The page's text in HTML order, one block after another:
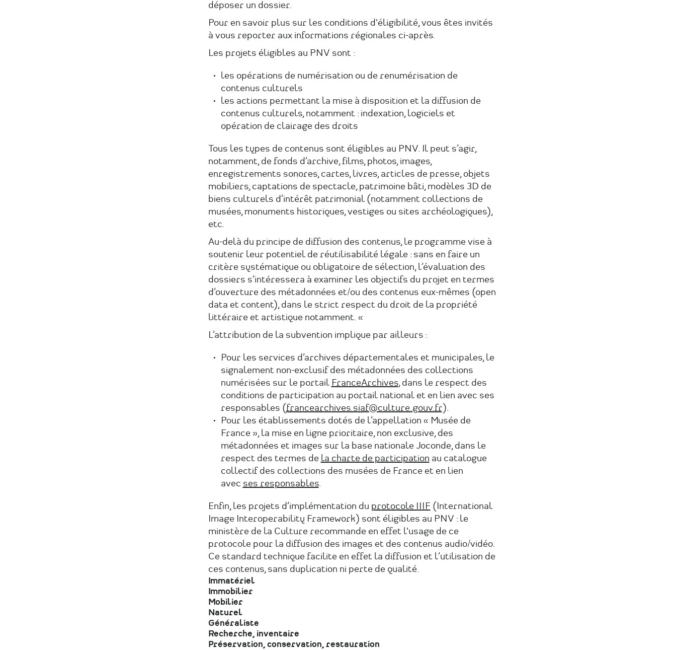
déposer un dossier.
Pour en savoir plus sur les conditions d'éligibilité, vous êtes invités
à vous reporter aux informations régionales ci-après.
Les projets éligibles au PNV sont :
les opérations de numérisation ou de renumérisation de
contenus culturels
les actions permettant la mise à disposition et la diffusion de
contenus culturels, notamment : indexation, logiciels et
opération de clairage des droits
Tous les types de contenus sont éligibles au PNV. Il peut s’agir,
notamment, de fonds d’archive, films, photos, images,
enregistrements sonores, cartes, livres, articles de presse, objets
mobiliers, captations de spectacle, patrimoine bâti, modèles 3D de
biens culturels d’intérêt patrimonial (notamment collections de
musées, monuments historiques, vestiges ou sites archéologiques),
etc.
Au-delà du principe de diffusion des contenus, le programme vise à
soutenir leur potentiel de réutilisabilité légale : sans en faire un
critère systématique ou obligatoire de sélection, l’évaluation des
dossiers s’intéressera à examiner les objectifs du projet en termes
d’ouverture des métadonnées et/ou des contenus eux-mêmes (open
data et content), dans le strict respect du droit de la propriété
littéraire et artistique notamment. «
L’attribution de la subvention implique par ailleurs :
Pour les services d’archives départementales et municipales, le
signalement non-exclusif des métadonnées des collections
numérisées sur le portail FranceArchives, dans le respect des
conditions de participation au portail national et en lien avec ses
responsables (francearchives.siaf@culture.gouv.fr).
Pour les établissements dotés de l’appellation « Musée de
France », la mise en ligne prioritaire, non exclusive, des
métadonnées et images sur la base nationale Joconde, dans le
respect des termes de la charte de participation au catalogue
collectif des collections des musées de France et en lien
avec ses responsables.
Enfin, les projets d’implémentation du protocole IIIF (International
Image Interoperability Framework) sont éligibles au PNV : le
ministère de la Culture recommande en effet l'usage de ce
protocole pour la diffusion des images et des contenus audio/vidéo.
Ce standard technique facilite en effet la diffusion et l’utilisation de
ces contenus, sans duplication ni perte de qualité.
Immatériel
Immobilier
Mobilier
Naturel
Généraliste
Recherche, inventaire
Préservation, conservation, restauration